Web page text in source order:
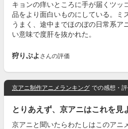
キョンの痒いところに手が届くツッ
品をより面白いものにしている。ミ
うまく、途中までほのぼの日常系ア
い意味で度肝を抜かれた。
狩りぷよ さんの評価
京アニ制作アニメランキング での感想・
とりあえず、京アニはこれを見
京アニと聞いたらわたしはこのアニ